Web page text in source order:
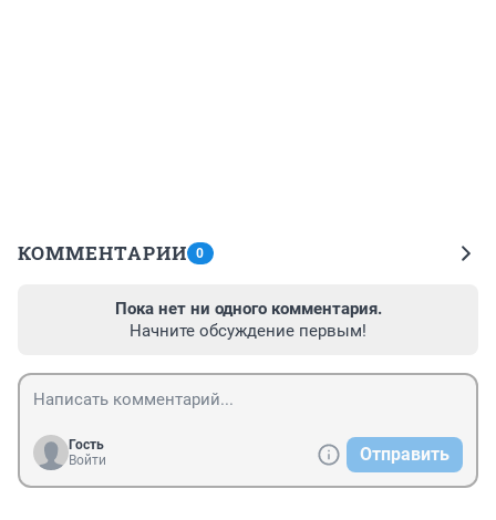
КОММЕНТАРИИ 0
Пока нет ни одного комментария.
Начните обсуждение первым!
Гость
Войти
Отправить